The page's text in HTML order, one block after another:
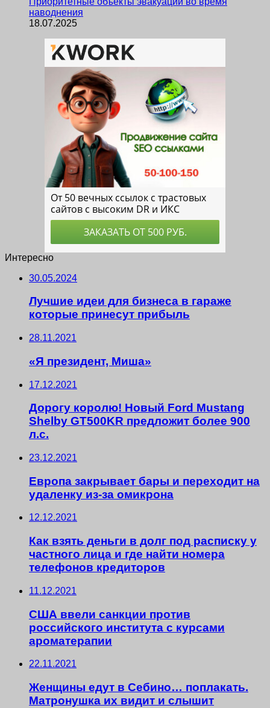
наводнения
18.07.2025
Интересно
30.05.2024
Лучшие идеи для бизнеса в гараже
которые принесут прибыль
28.11.2021
«Я президент, Миша»
17.12.2021
Дорогу королю! Новый Ford Mustang
Shelby GT500KR предложит более 900
л.с.
23.12.2021
Европа закрывает бары и переходит на
удаленку из-за омикрона
12.12.2021
Как взять деньги в долг под расписку у
частного лица и где найти номера
телефонов кредиторов
11.12.2021
США ввели санкции против
российского института с курсами
ароматерапии
22.11.2021
Женщины едут в Себино… поплакать.
Матронушка их видит и слышит